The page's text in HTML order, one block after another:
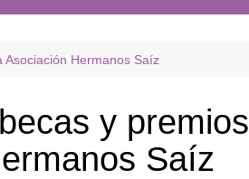
Hermanos Saíz
y premios
Saíz